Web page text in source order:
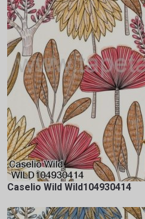
Caselio Wild Wild104930414